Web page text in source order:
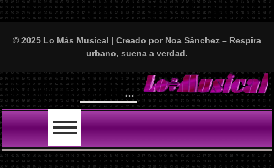
© 2025 Lo Más Musical | Creado por Noa Sánchez – Respira
urbano, suena a verdad.
LO ÚLTIMO Will Smith